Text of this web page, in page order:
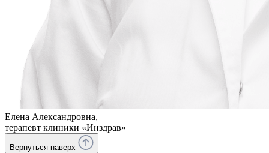
Елена Александровна,
терапевт клиники «Инздрав»
Вернуться наверх